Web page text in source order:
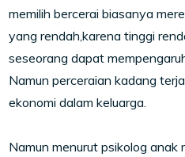
memilih bercerai biasanya
yang rendah,karena tinggi
seseorang dapat
Namun perceraian kadang
ekonomi dalam keluarga.
Namun menurut psikolog anak